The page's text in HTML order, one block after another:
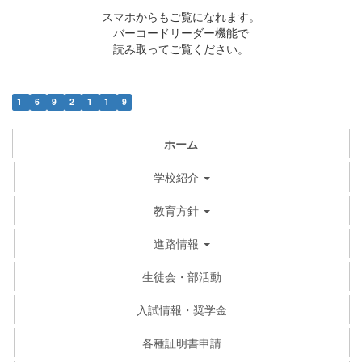
スマホからもご覧になれます。
バーコードリーダー機能で
読み取ってご覧ください。
1 6 9 2 1 1 9
ホーム
学校紹介
教育方針
進路情報
生徒会・部活動
入試情報・奨学金
各種証明書申請